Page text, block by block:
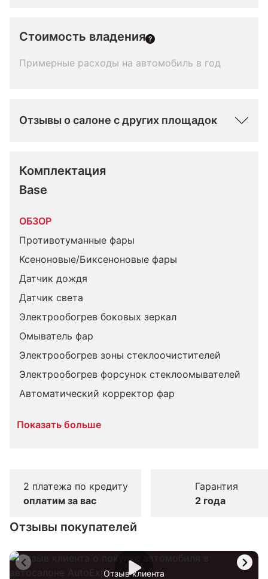
Стоимость владения
Примерные расходы на автомобиль в год
Отзывы о салоне с других площадок
Комплектация
Base
ОБЗОР
Противотуманные фары
Ксеноновые/Биксеноновые фары
Датчик дождя
Датчик света
Электрообогрев боковых зеркал
Омыватель фар
Электрообогрев зоны стеклоочистителей
Электрообогрев форсунок стеклоомывателей
Автоматический корректор фар
Показать больше
2 платежа по кредиту
оплатим за вас
Гарантия
2 года
Отзывы покупателей
Отзыв клиента